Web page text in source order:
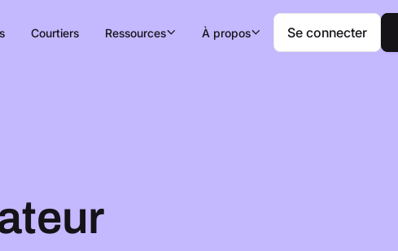
Courtiers Ressources À propos Se connecter